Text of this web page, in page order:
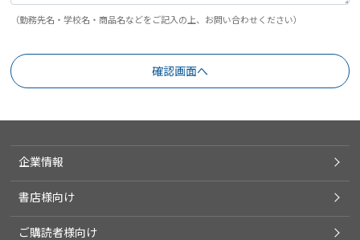
（勤務先名・学校名・商品名などをご記入の上、お問い合わせください）
企業情報
書店様向け
ご購読者様向け